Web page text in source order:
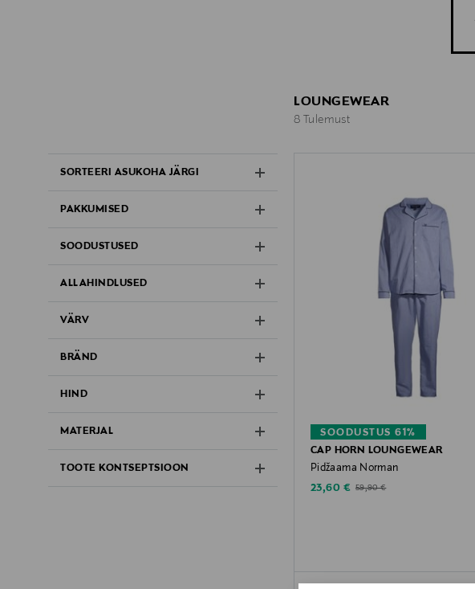
SORTEERI ASUKOHA JÄRGI
PAKKUMISED
SOODUSTUSED
ALLAHINDLUSED
VÄRV
BRÄND
HIND
MATERJAL
TOOTE KONTSEPTSIOON
LOUNGEWEAR
8 Tulemust
SOODUSTUS 61%
CAP HORN LOUNGEWEAR
Pidžaama Norman
Discounted Price
23,60 € Original Price
59,90 €